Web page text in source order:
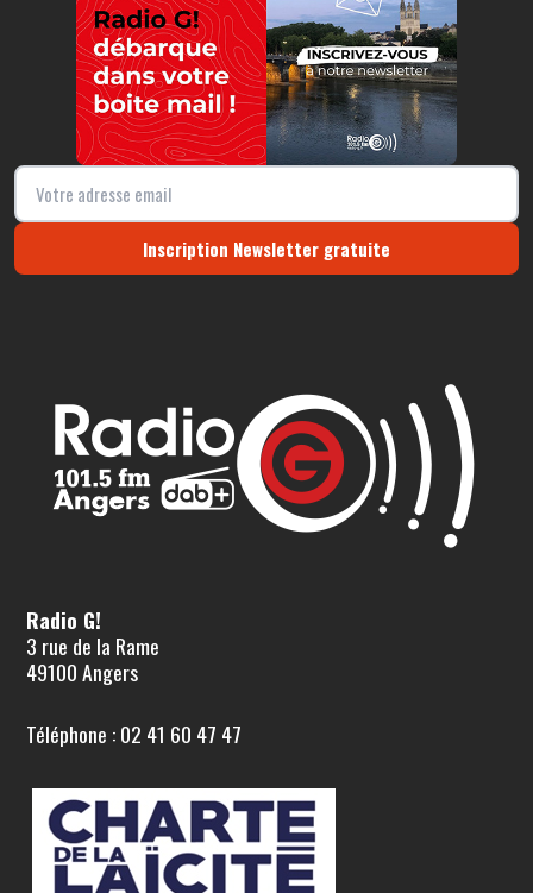
Inscription Newsletter gratuite
Radio G!
3 rue de la Rame
49100 Angers
Téléphone : 02 41 60 47 47